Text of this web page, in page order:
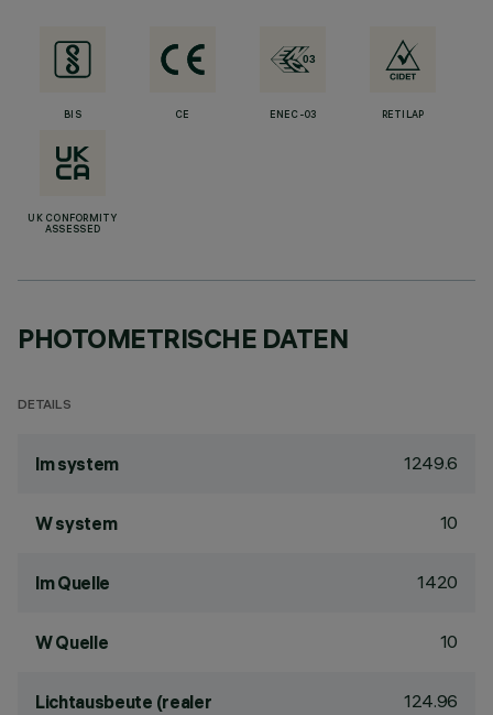
BIS CE ENEC-03 RETILAP
UK CONFORMITY
ASSESSED
PHOTOMETRISCHE DATEN
DETAILS
lm system 1249.6
W system 10
lm Quelle 1420
W Quelle 10
Lichtausbeute (realer 124.96